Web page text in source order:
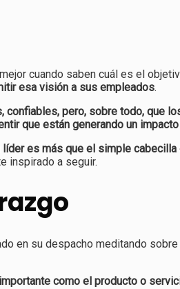
cuando saben cuál es el
esa visión a sus empleados.
confiables, pero, sobre todo, que
que están generando un
líder es más que el simple
inspirado a seguir.
en su despacho meditando
como el producto o